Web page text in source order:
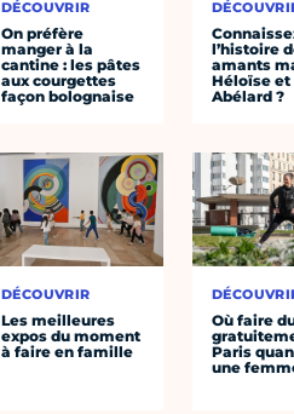
DÉCOUVRIR
On préfère
manger à la
cantine : les pâtes
aux courgettes
façon bolognaise
DÉCOUVRIR
Les meilleures
expos du moment
à faire en famille
l’histoire
amants
Héloïse et
Abélard ?
Où faire
Paris
une